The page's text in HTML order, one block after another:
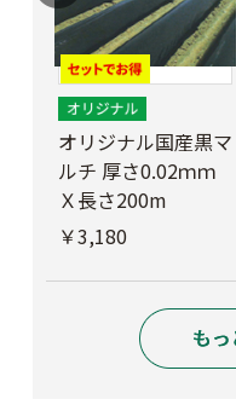
オリジナル国産黒マ
ルチ 厚さ0.02ｍｍ
Ｘ長さ200m
￥3,180